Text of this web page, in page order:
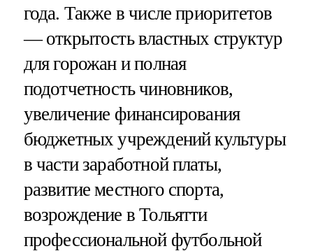
года. Также в числе приоритетов
— открытость властных структур
для горожан и полная
подотчетность чиновников,
увеличение финансирования
бюджетных учреждений культуры
в части заработной платы,
развитие местного спорта,
возрождение в Тольятти
профессиональной футбольной